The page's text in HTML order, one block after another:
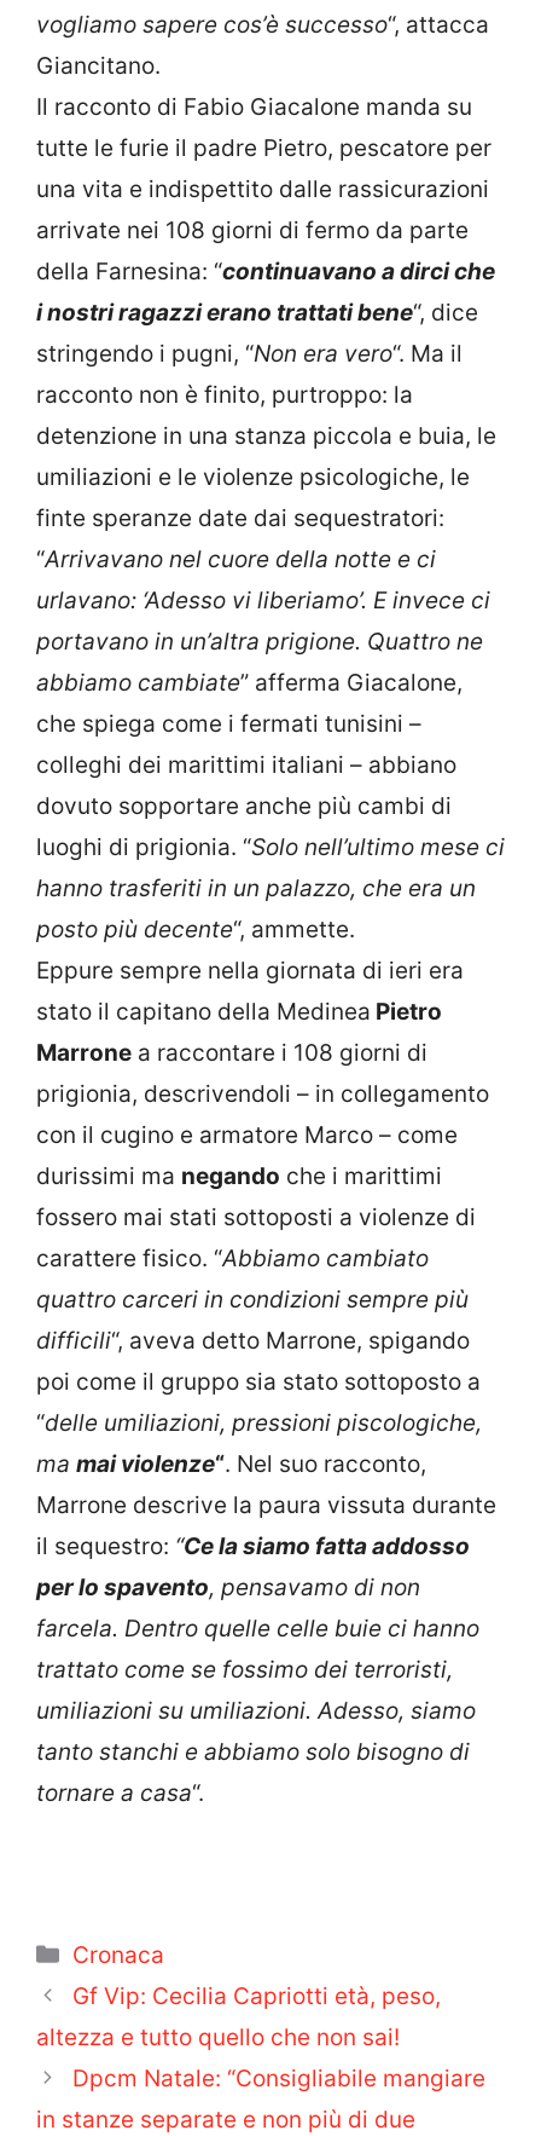
vogliamo sapere cos’è successo“, attacca
Giancitano.
Il racconto di Fabio Giacalone manda su
tutte le furie il padre Pietro, pescatore per
una vita e indispettito dalle rassicurazioni
arrivate nei 108 giorni di fermo da parte
della Farnesina: “continuavano a dirci che
i nostri ragazzi erano trattati bene“, dice
stringendo i pugni, “Non era vero“. Ma il
racconto non è finito, purtroppo: la
detenzione in una stanza piccola e buia, le
umiliazioni e le violenze psicologiche, le
finte speranze date dai sequestratori:
“Arrivavano nel cuore della notte e ci
urlavano: ‘Adesso vi liberiamo’. E invece ci
portavano in un’altra prigione. Quattro ne
abbiamo cambiate” afferma Giacalone,
che spiega come i fermati tunisini –
colleghi dei marittimi italiani – abbiano
dovuto sopportare anche più cambi di
luoghi di prigionia. “Solo nell’ultimo mese ci
hanno trasferiti in un palazzo, che era un
posto più decente“, ammette.
Eppure sempre nella giornata di ieri era
stato il capitano della Medinea Pietro
Marrone a raccontare i 108 giorni di
prigionia, descrivendoli – in collegamento
con il cugino e armatore Marco – come
durissimi ma negando che i marittimi
fossero mai stati sottoposti a violenze di
carattere fisico. “Abbiamo cambiato
quattro carceri in condizioni sempre più
difficili“, aveva detto Marrone, spigando
poi come il gruppo sia stato sottoposto a
“delle umiliazioni, pressioni piscologiche,
ma mai violenze“. Nel suo racconto,
Marrone descrive la paura vissuta durante
il sequestro: “Ce la siamo fatta addosso
per lo spavento, pensavamo di non
farcela. Dentro quelle celle buie ci hanno
trattato come se fossimo dei terroristi,
umiliazioni su umiliazioni. Adesso, siamo
tanto stanchi e abbiamo solo bisogno di
tornare a casa“.
Categorie
Cronaca
Gf Vip: Cecilia Capriotti età, peso,
altezza e tutto quello che non sai!
Dpcm Natale: “Consigliabile mangiare
in stanze separate e non più di due